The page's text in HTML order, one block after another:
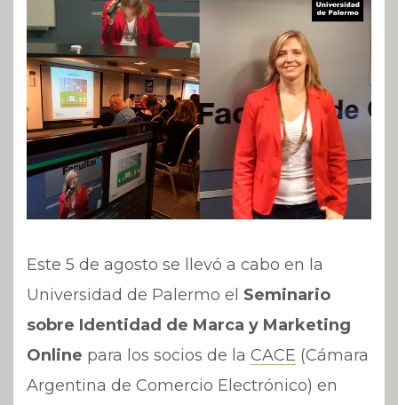
Este 5 de agosto se llevó a cabo en la
Universidad de Palermo el Seminario
sobre Identidad de Marca y Marketing
Online para los socios de la CACE (Cámara
Argentina de Comercio Electrónico) en